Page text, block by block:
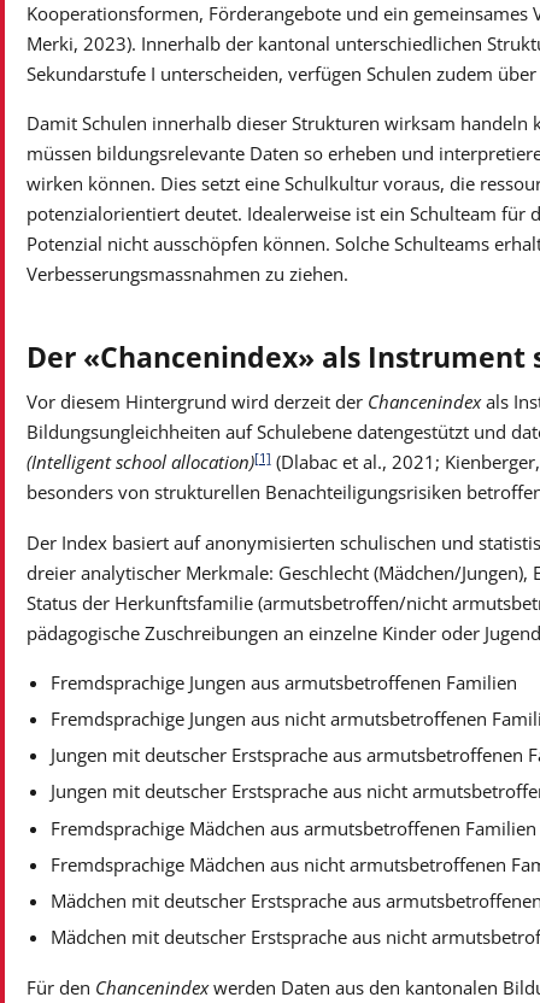
Kooperationsformen, Förderangebote und ein gemeinsames
Merki, 2023). Innerhalb der kantonal unterschiedlichen
Sekundarstufe I unterscheiden, verfügen Schulen zudem
Damit Schulen innerhalb dieser Strukturen wirksam handeln
müssen bildungsrelevante Daten so erheben und
wirken können. Dies setzt eine Schulkultur voraus, die
potenzialorientiert deutet. Idealerweise ist ein Schulteam für
Potenzial nicht ausschöpfen können. Solche Schulteams
Verbesserungsmassnahmen zu ziehen.
Der «Chancenindex» als
Vor diesem Hintergrund wird derzeit der Chancenindexals
Bildungsungleichheiten auf Schulebene datengestützt und
(Intelligent school allocation)[1](Dlabac et al., 2021;
besonders von strukturellen Benachteiligungsrisiken
Der Index basiert auf anonymisierten schulischen und
dreier analytischer Merkmale: Geschlecht (Mädchen/
Status der Herkunftsfamilie (armutsbetroffen/nicht
pädagogische Zuschreibungen an einzelne Kinder oder
Fremdsprachige Jungen aus armutsbetroffenen Familien
Fremdsprachige Jungen aus nicht armutsbetroffenen
Jungen mit deutscher Erstsprache aus armutsbetroffenen
Jungen mit deutscher Erstsprache aus nicht
Fremdsprachige Mädchen aus armutsbetroffenen Familien
Fremdsprachige Mädchen aus nicht armutsbetroffenen
Mädchen mit deutscher Erstsprache aus
Mädchen mit deutscher Erstsprache aus nicht
Für den Chancenindexwerden Daten aus den kantonalen